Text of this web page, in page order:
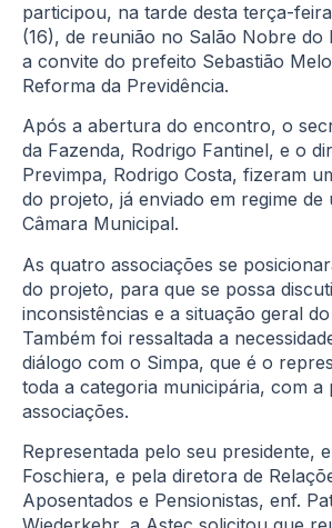
participou, na tarde desta terça-
(16), de reunião no Salão Nobre do
a convite do prefeito Sebastião
Reforma da Previdência.
Após a abertura do encontro, o
da Fazenda, Rodrigo Fantinel, e o
Previmpa, Rodrigo Costa, fizeram
do projeto, já enviado em regime de
Câmara Municipal.
As quatro associações se
do projeto, para que se possa
inconsistências e a situação geral
Também foi ressaltada a
diálogo com o Simpa, que é o
toda a categoria municipária, com a
associações.
Representada pelo seu presidente,
Foschiera, e pela diretora de
Aposentados e Pensionistas, enf.